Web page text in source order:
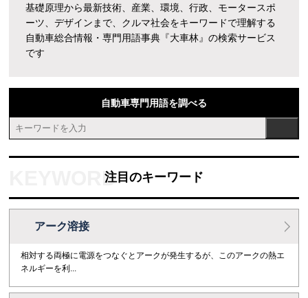
基礎原理から最新技術、産業、環境、行政、モータースポ
ーツ、デザインまで、クルマ社会をキーワードで理解する
自動車総合情報・専門用語事典『大車林』の検索サービス
です
自動車専門用語を調べる
注目のキーワード
アーク溶接
相対する両極に電源をつなぐとアークが発生するが、このアークの熱エ
ネルギーを利...